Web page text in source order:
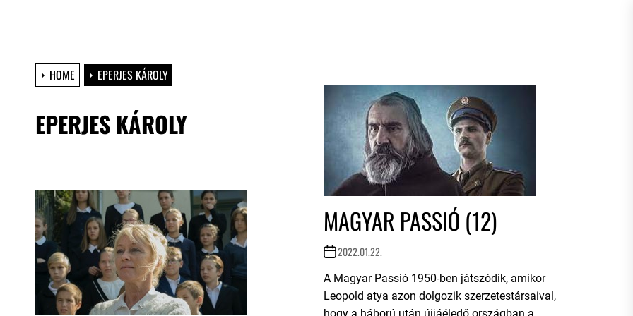
HOME EPERJES KÁROLY
EPERJES KÁROLY
MAGYAR PASSIÓ (12)
2022.01.22.
A Magyar Passió 1950-ben játszódik, amikor
Leopold atya azon dolgozik szerzetestársaival,